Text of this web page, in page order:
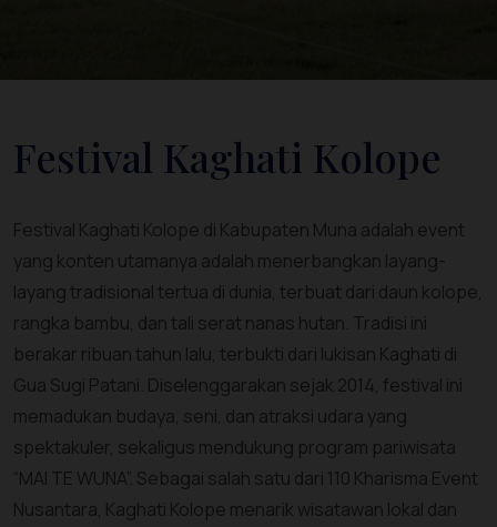
Festival Kaghati Kolope
Festival Kaghati Kolope di Kabupaten Muna adalah event
yang konten utamanya adalah menerbangkan layang-
layang tradisional tertua di dunia, terbuat dari daun kolope,
rangka bambu, dan tali serat nanas hutan. Tradisi ini
berakar ribuan tahun lalu, terbukti dari lukisan Kaghati di
Gua Sugi Patani. Diselenggarakan sejak 2014, festival ini
memadukan budaya, seni, dan atraksi udara yang
spektakuler, sekaligus mendukung program pariwisata
“MAI TE WUNA”. Sebagai salah satu dari 110 Kharisma Event
Nusantara, Kaghati Kolope menarik wisatawan lokal dan